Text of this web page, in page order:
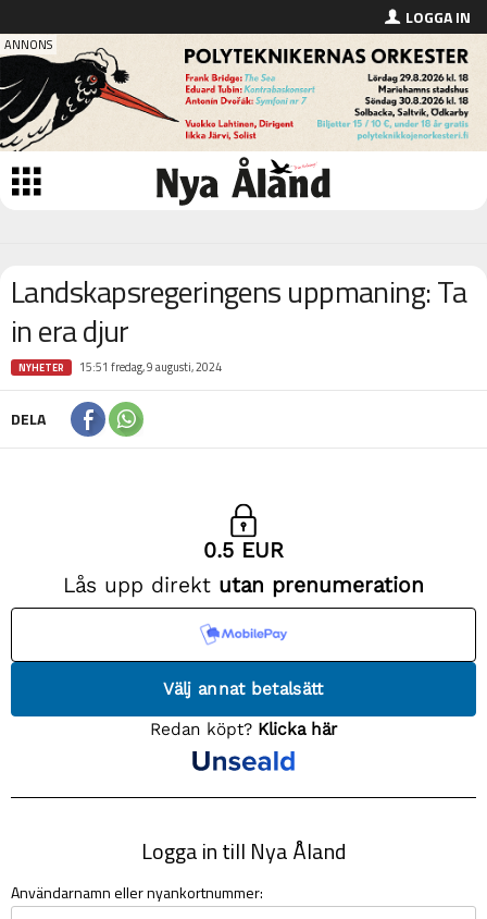
LOGGA IN
Landskapsregeringens uppmaning: Ta
in era djur
NYHETER 15:51 fredag, 9 augusti, 2024
DELA